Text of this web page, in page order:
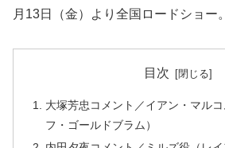
月13日（金）より全国ロードショー。
目次
大塚芳忠コメント／イアン・マル
フ・ゴールドブラム）